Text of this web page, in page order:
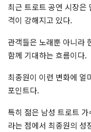
최근 트로트 공연 시장은
격이 강해지고 있다.
관객들은 노래뿐 아니라
함께 기대하는 흐름이다.
최종원이 이런 변화에 얼
포인트다.
특히 젊은 남성 트로트
라는 점에서 최종원의 성